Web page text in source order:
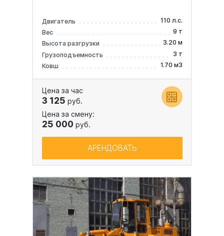
Двигатель
110 л.с.
Вес
9 т
Высота разгрузки
3.20 м
Грузоподъемность
3 т
Ковш
1.70 м3
Цена за час
3 125 руб.
Цена за смену:
25 000 руб.
АРЕНДОВАТЬ